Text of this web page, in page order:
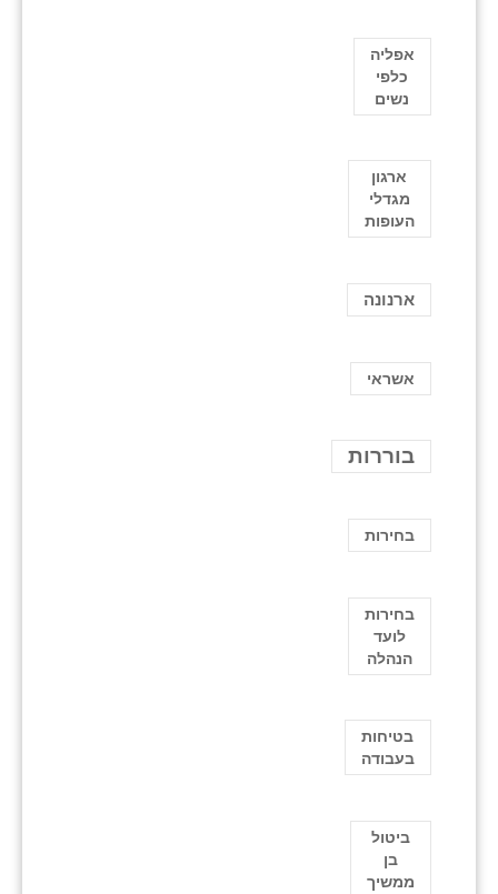
אפליה
כלפי
נשים
ארגון
מגדלי
העופות
ארנונה
אשראי
בוררות
בחירות
בחירות
לועד
הנהלה
בטיחות
בעבודה
ביטול
בן
ממשיך